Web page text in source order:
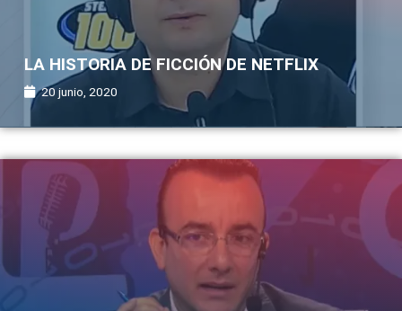
LA HISTORIA DE FICCIÓN DE NETFLIX
20 junio, 2020